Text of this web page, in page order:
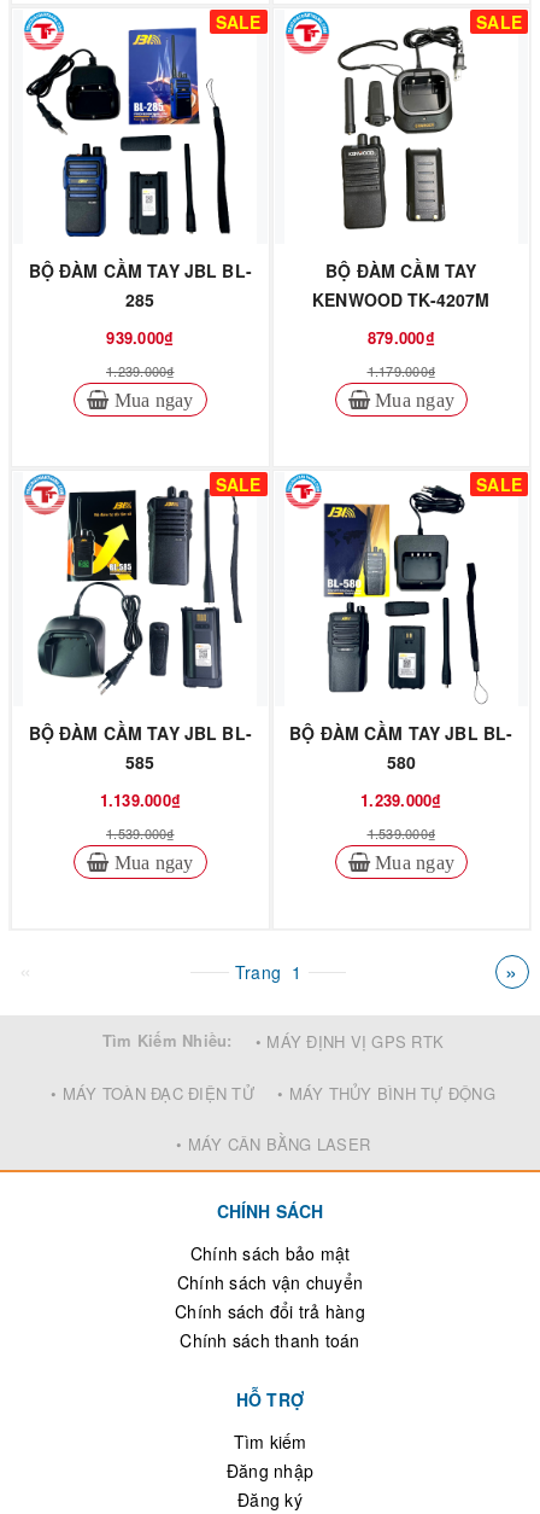
SALE
BỘ ĐÀM CẦM TAY JBL BL-
285
939.000₫
1.239.000₫
Mua ngay
SALE
BỘ ĐÀM CẦM TAY
KENWOOD TK-4207M
879.000₫
1.179.000₫
Mua ngay
SALE
BỘ ĐÀM CẦM TAY JBL BL-
585
1.139.000₫
1.539.000₫
Mua ngay
SALE
BỘ ĐÀM CẦM TAY JBL BL-
580
1.239.000₫
1.539.000₫
Mua ngay
« Trang 1 »
Tìm Kiếm Nhiều: • MÁY ĐỊNH VỊ GPS RTK
• MÁY TOÀN ĐẠC ĐIỆN TỬ • MÁY THỦY BÌNH TỰ ĐỘNG
• MÁY CÂN BẰNG LASER
CHÍNH SÁCH
Chính sách bảo mật
Chính sách vận chuyển
Chính sách đổi trả hàng
Chính sách thanh toán
HỖ TRỢ
Tìm kiếm
Đăng nhập
Đăng ký